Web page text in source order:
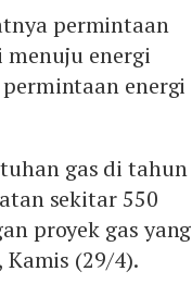
permintaan
menuju energi
energi
gas di tahun
sekitar 550
proyek gas yang
(29/4).